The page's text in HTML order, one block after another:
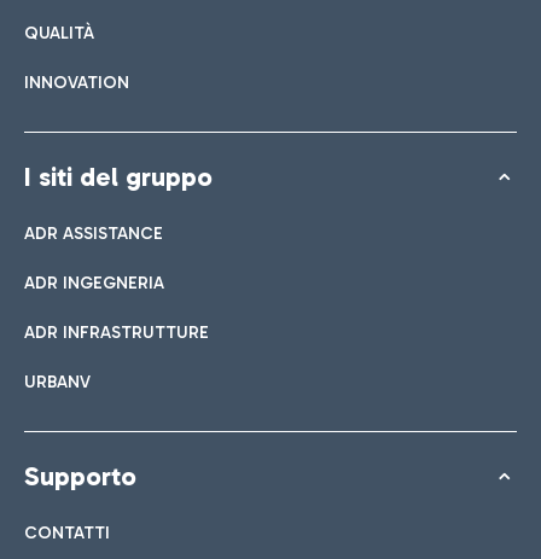
QUALITÀ
INNOVATION
I siti del gruppo
ADR ASSISTANCE
ADR INGEGNERIA
ADR INFRASTRUTTURE
URBANV
Supporto
CONTATTI